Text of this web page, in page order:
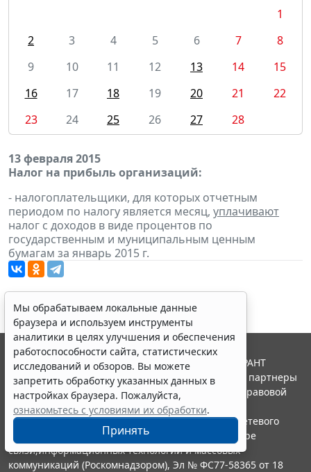
1
2
3 4 5 6 7
8
9
10 11 12 13 14
15
16
17 18 19 20 21
22
23
24 25 26 27 28
13 февраля 2015
Налог на прибыль организаций:
- налогоплательщики, для которых отчетным
периодом по налогу является месяц, уплачивают
налог с доходов в виде процентов по
государственным и муниципальным ценным
бумагам за январь 2015 г.
Мы обрабатываем локальные данные
браузера и используем инструменты
аналитики в целях улучшения и обеспечения
работоспособности сайта, статистических
исследований и обзоров. Вы можете
запретить обработку указанных данных в
настройках браузера. Пожалуйста,
ознакомьтесь с условиями их обработки.
Принять
© ООО "НПП "ГАРАНТ-СЕРВИС", 2026. Система ГАРАНТ
выпускается с 1990 года. Компания "Гарант" и ее партнеры
являются участниками Российской ассоциации правовой
информации ГАРАНТ.
Портал ГАРАНТ.РУ зарегистрирован в качестве сетевого
издания Федеральной службой по надзору в сфере
связи,информационных технологий и массовых
коммуникаций (Роскомнадзором), Эл № ФС77-58365 от 18